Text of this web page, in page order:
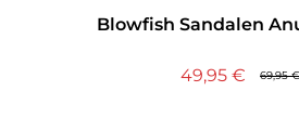
Blowfish Sandalen
69,95
49,95 €